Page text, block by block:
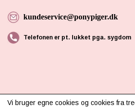
kundeservice@ponypiger.dk
Telefonen er pt. lukket pga. sygdom
Vi bruger egne cookies og cookies fra